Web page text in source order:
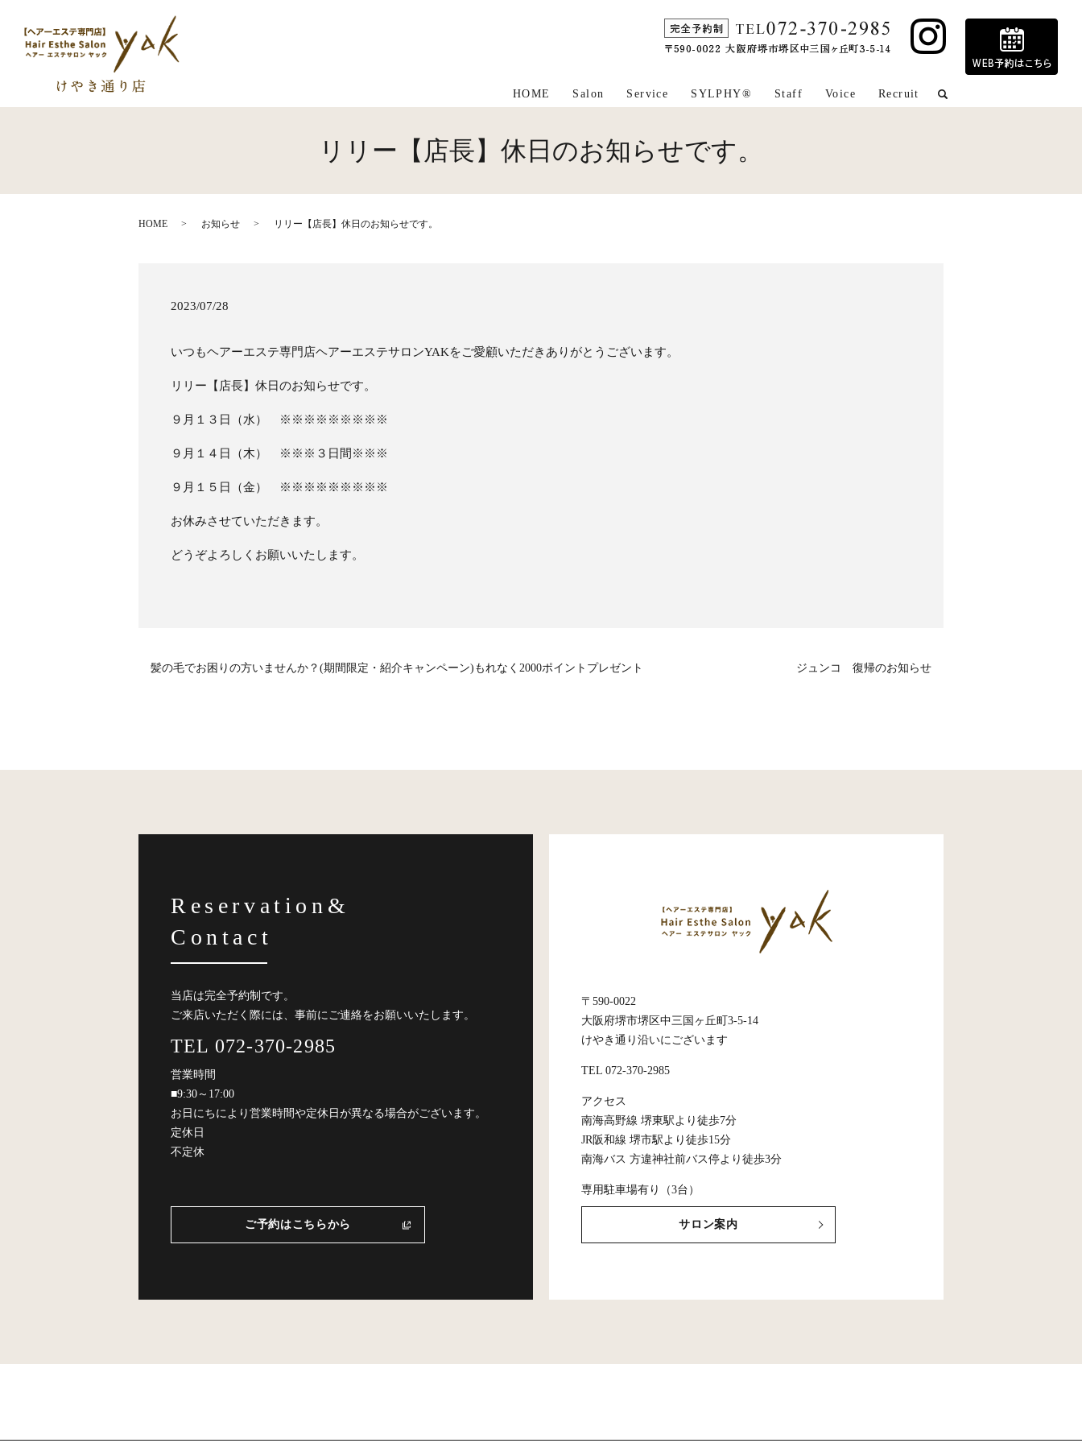
HOME Salon Service SYLPHY® Staff Voice Recruit search
リリー【店長】休日のお知らせです。
HOME お知らせ リリー【店長】休日のお知らせです。
2023/07/28
いつもヘアーエステ専門店ヘアーエステサロンYAKをご愛顧いただきありがとうございます。
リリー【店長】休日のお知らせです。
９月１３日（水） ※※※※※※※※※
９月１４日（木） ※※※３日間※※※
９月１５日（金） ※※※※※※※※※
お休みさせていただきます。
どうぞよろしくお願いいたします。
髪の毛でお困りの方いませんか？(期間限定・紹介キャンペーン)もれなく2000ポイントプレゼント ジュンコ 復帰のお知らせ
Reservation&
Contact
当店は完全予約制です。
ご来店いただく際には、事前にご連絡をお願いいたします。
TEL 072-370-2985
営業時間
■9:30～17:00
お日にちにより営業時間や定休日が異なる場合がございます。
定休日
不定休
ご予約はこちらから
〒590-0022
大阪府堺市堺区中三国ヶ丘町3-5-14
けやき通り沿いにございます
TEL 072-370-2985
アクセス
南海高野線 堺東駅より徒歩7分
JR阪和線 堺市駅より徒歩15分
南海バス 方違神社前バス停より徒歩3分
専用駐車場有り（3台）
サロン案内